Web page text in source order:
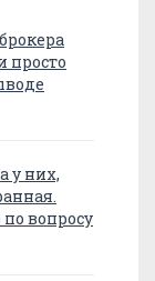
просто
у них,
вопросу